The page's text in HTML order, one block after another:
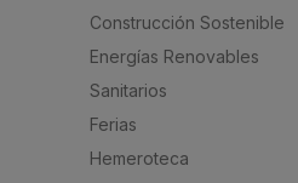
Construcción Sostenible
Energías Renovables
Sanitarios
Ferias
Hemeroteca